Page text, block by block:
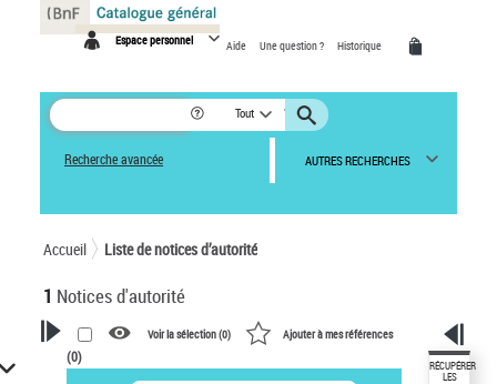
Espace personnel Aide Une question ? Historique
Tout
Recherche avancée AUTRES RECHERCHES
Accueil Liste de notices d’autorité
1 Notices d'autorité
VOTRE RECHERCHE
Voir la sélection (0) Ajouter à mes références
(0)
RÉCUPÉRER
LES
Panneau de gestion des cookies